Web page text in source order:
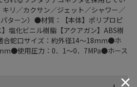
リ／カクサン／ジェット／シャワー／
ターン）●材質：【本体】ポリプロピ
塩化ビニル樹脂【アクアガン】ABS樹
合蛇口サイズ：約外径14～18mm●ホ
使用圧力：0．1～0．7MPa●ホース